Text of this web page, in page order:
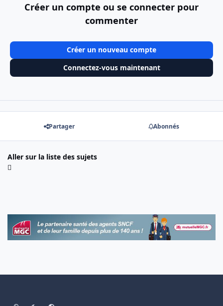
Créer un compte ou se connecter pour
commenter
Créer un nouveau compte
Connectez-vous maintenant
Partager Abonnés
Aller sur la liste des sujets
Light ModeDark ModeSystem Preference